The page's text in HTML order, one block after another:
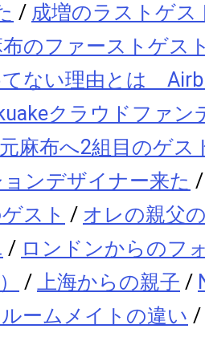
/ 成増のラストゲス
のファーストゲス
てない理由とは
クラウドファン
元麻布へ2組目のゲス
ンデザイナー来た
スト / オレの親父
/ ロンドンからのフ
/ 上海からの親子 /
ームメイトの違い /